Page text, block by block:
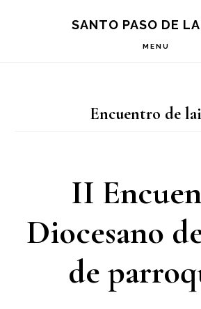
SANTO PASO DE
MENU
Encuentro de
II
Diocesano
de